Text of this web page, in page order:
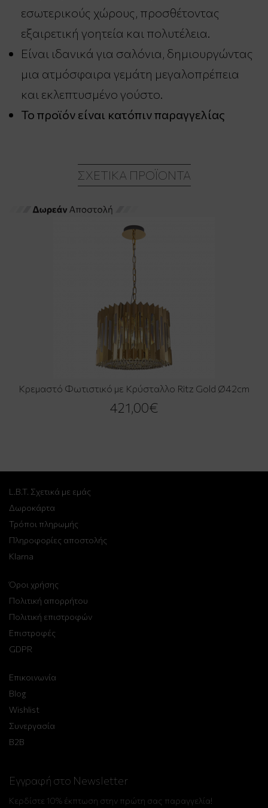
εσωτερικούς χώρους, προσθέτοντας
εξαιρετική γοητεία και πολυτέλεια.
Είναι ιδανικά για σαλόνια, δημιουργώντας
μια ατμόσφαιρα γεμάτη μεγαλοπρέπεια
και εκλεπτυσμένο γούστο.
Το προϊόν είναι κατόπιν παραγγελίας
ΣΧΕΤΙΚΆ ΠΡΟΪΌΝΤΑ
Κρεμαστό Φωτιστικό με Κρύσταλλο Ritz Gold Ø42cm
421,00€
L.B.T. Σχετικά με εμάς
Δωροκάρτα
Τρόποι πληρωμής
Πληροφορίες αποστολής
Klarna
Όροι χρήσης
Πολιτική απορρήτου
Πολιτική επιστροφών
Επιστροφές
GDPR
Επικοινωνία
Blog
Wishlist
Συνεργασία
B2B
Εγγραφή στο Newsletter
Κερδίστε 10% έκπτωση στην πρώτη σας παραγγελία!